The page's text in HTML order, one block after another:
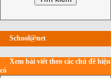
School@net
Xem bài viết theo các chủ đề hiện
có